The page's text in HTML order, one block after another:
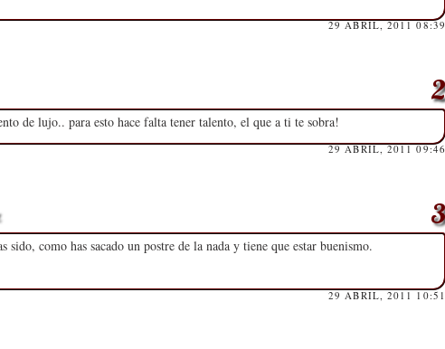
29 ABRIL, 2011 08:39
de lujo.. para esto hace falta tener talento, el que a ti te sobra!
29 ABRIL, 2011 09:46
sido, como has sacado un postre de la nada y tiene que estar buenismo.
29 ABRIL, 2011 10:51